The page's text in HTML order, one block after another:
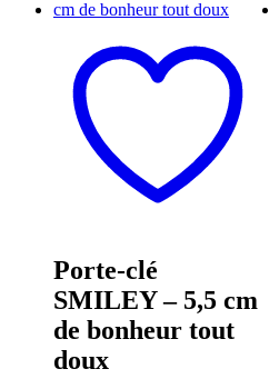
Porte-clé
SMILEY – 5,5 cm
de bonheur tout
doux